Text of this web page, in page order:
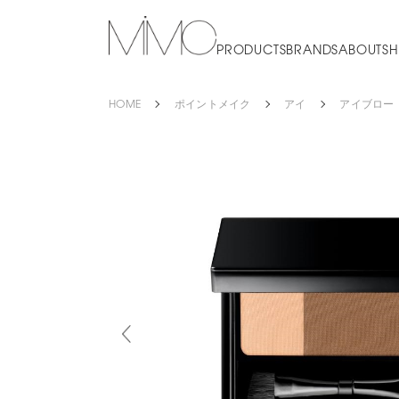
PRODUCTSBRANDSABOUT
HOME ポイントメイク アイ アイブロー